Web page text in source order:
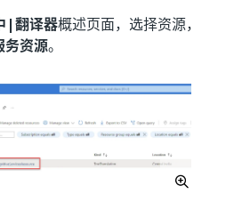
|翻译器概述页面，选择资源，
务资源。